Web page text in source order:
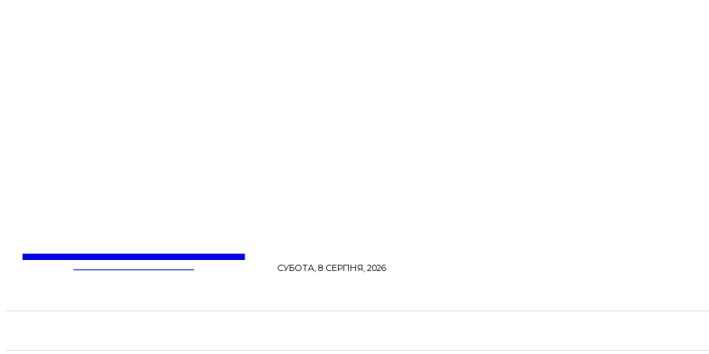
СУБОТА, 8 СЕРПНЯ, 2026